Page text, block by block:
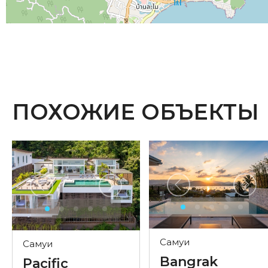
ПОХОЖИЕ ОБЪЕКТЫ
Самуи
Pacific
Самуи
Bangrak